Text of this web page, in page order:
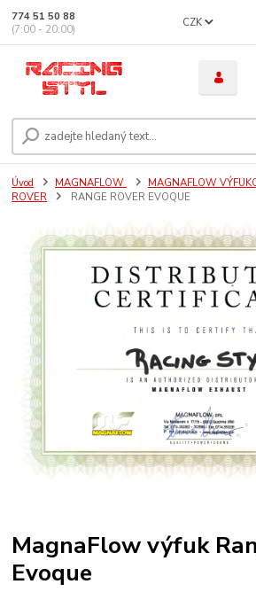
CZK
774 51 50 88
(7:00 - 20:00)
Úvod MAGNAFLOW MAGNAFLOW
ROVER
RANGE ROVER EVOQUE
MagnaFlow výfuk
Evoque